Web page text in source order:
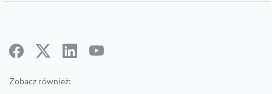
Zobacz również: